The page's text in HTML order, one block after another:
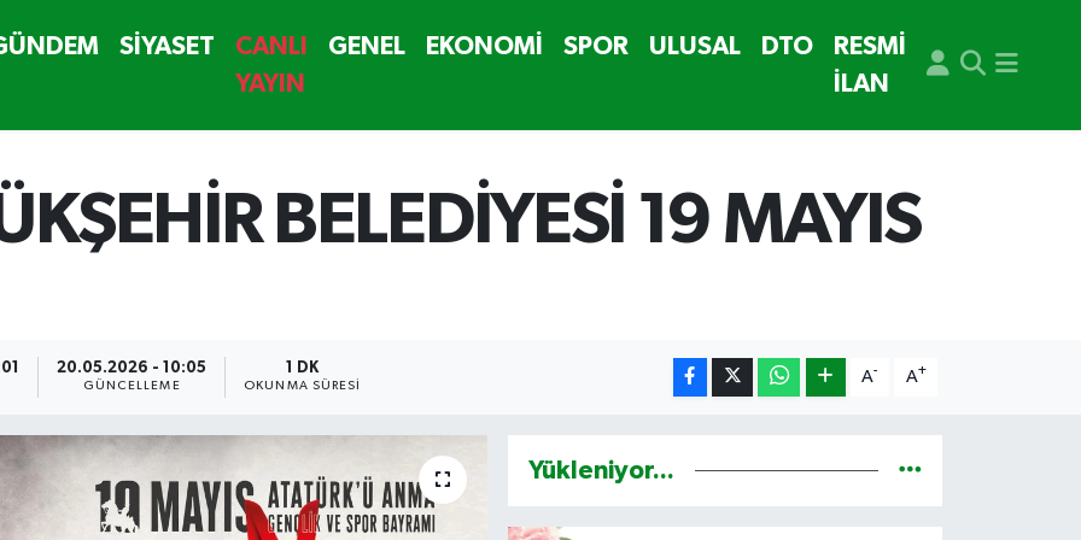
SİYASET
CANLI
YAYIN
GENEL EKONOMİ SPOR ULUSAL DTO
RESMİ
İLAN
BELEDİYESİ 19 MAYIS
20.05.2026 - 10:05
GÜNCELLEME
1 DK
OKUNMA SÜRESI
A- A+
Yükleniyor...